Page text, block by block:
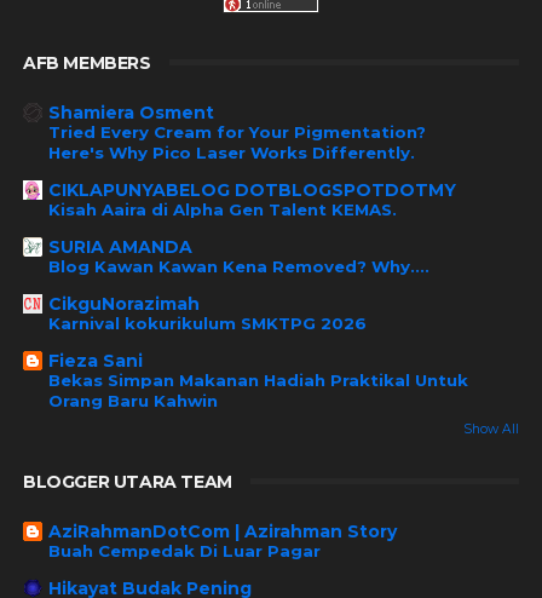
AFB MEMBERS
Shamiera Osment
Tried Every Cream for Your Pigmentation?
Here's Why Pico Laser Works Differently.
CIKLAPUNYABELOG DOTBLOGSPOTDOTMY
Kisah Aaira di Alpha Gen Talent KEMAS.
SURIA AMANDA
Blog Kawan Kawan Kena Removed? Why....
CikguNorazimah
Karnival kokurikulum SMKTPG 2026
Fieza Sani
Bekas Simpan Makanan Hadiah Praktikal Untuk
Orang Baru Kahwin
Show All
BLOGGER UTARA TEAM
AziRahmanDotCom | Azirahman Story
Buah Cempedak Di Luar Pagar
Hikayat Budak Pening